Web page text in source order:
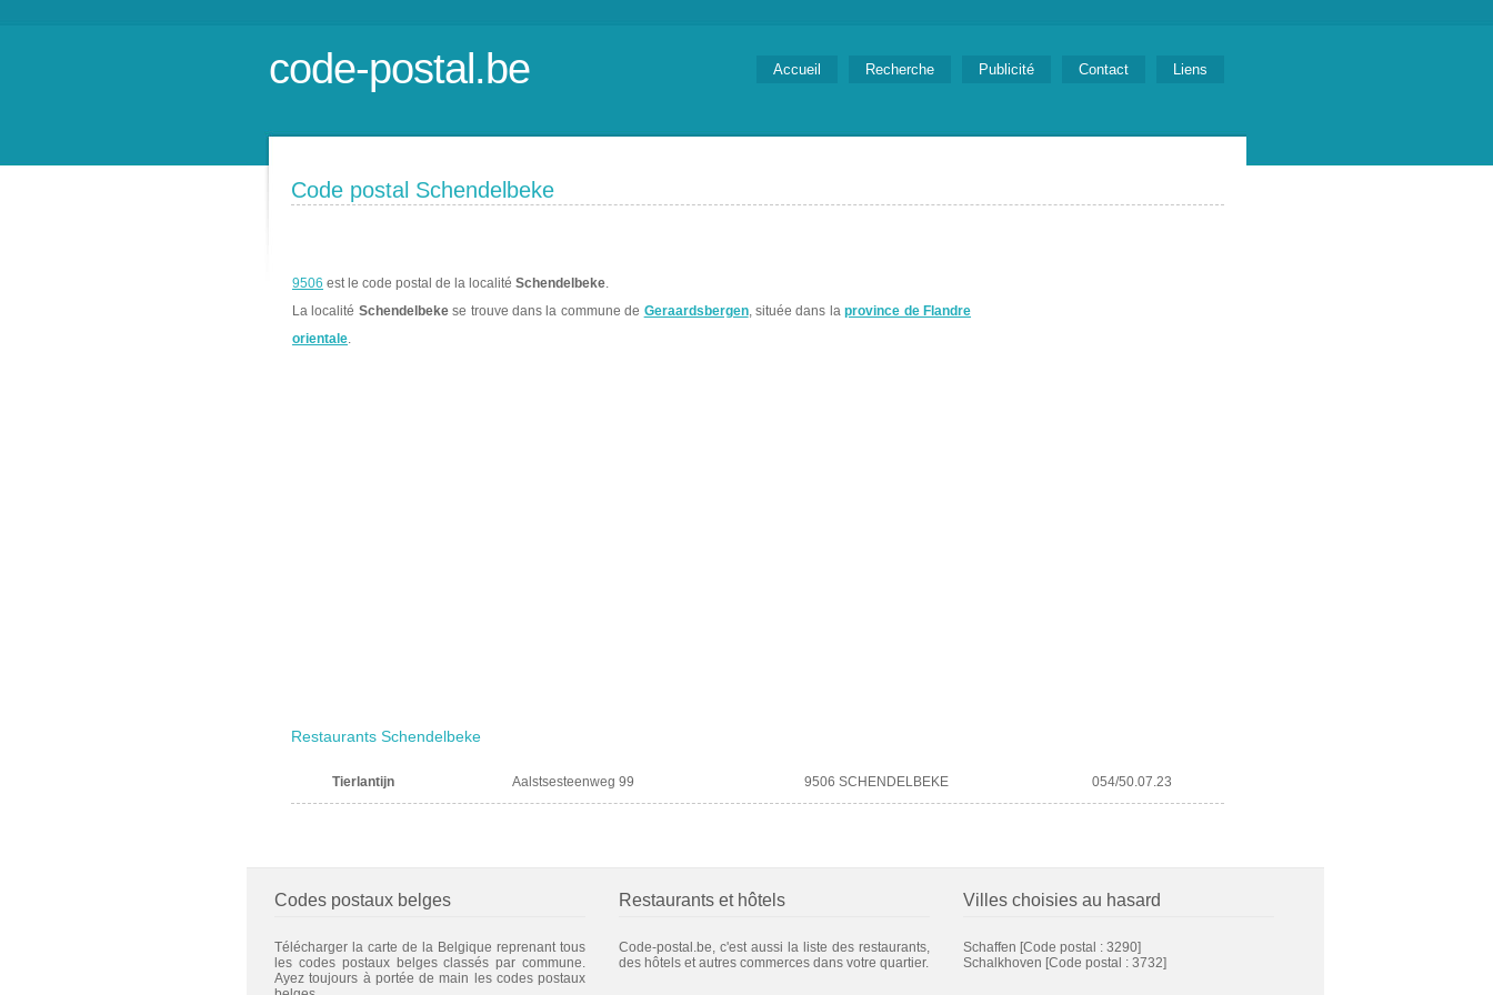
code-postal.be Accueil Recherche Publicité Contact Liens
Code postal Schendelbeke
9506 est le code postal de la localité Schendelbeke.
La localité Schendelbekese trouve dans la commune de Geraardsbergen, située dans laprovince de Flandre
orientale.
Restaurants Schendelbeke
Tierlantijn Aalstsesteenweg 99 9506 SCHENDELBEKE 054/50.07.23
Codes postaux belges
Télécharger la carte de la Belgique reprenant tous
les codes postaux belges classés par commune.
Ayez toujours à portée de main les codes postaux
Restaurants et hôtels
Code-postal.be, c'est aussi la liste des restaurants,
des hôtels et autres commerces dans votre quartier.
Villes choisies au hasard
Schaffen [Code postal : 3290]
Schalkhoven [Code postal : 3732]